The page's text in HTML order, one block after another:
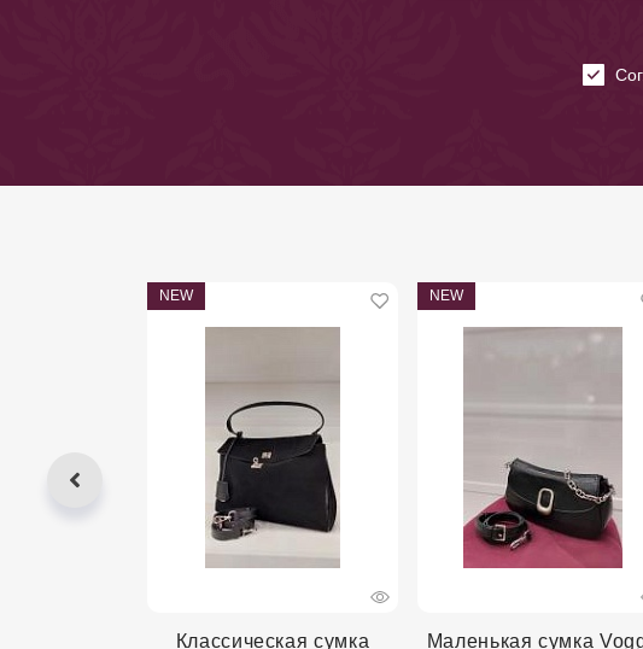
NEW
Классическая сумка
NEW
Маленькая сумка